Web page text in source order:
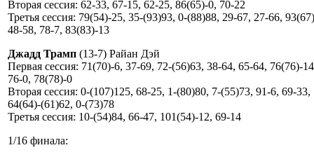
Вторая сессия: 62-33, 67-15, 62-25, 86(65)-0, 70-22
Третья сессия: 79(54)-25, 35-(93)93, 0-(88)88, 29-67, 27-66,
48-58, 78-7, 83(83)-13
Джадд Трамп (13-7) Райан Дэй
Первая сессия: 71(70)-6, 37-69, 72-(56)63, 38-64, 65-64, 76(76)-
76-0, 78(78)-0
Вторая сессия: 0-(107)125, 68-25, 1-(80)80, 7-(55)73, 91-6, 69-33,
64(64)-(61)62, 0-(73)78
Третья сессия: 10-(54)84, 66-47, 101(54)-12, 69-14
1/16 финала: